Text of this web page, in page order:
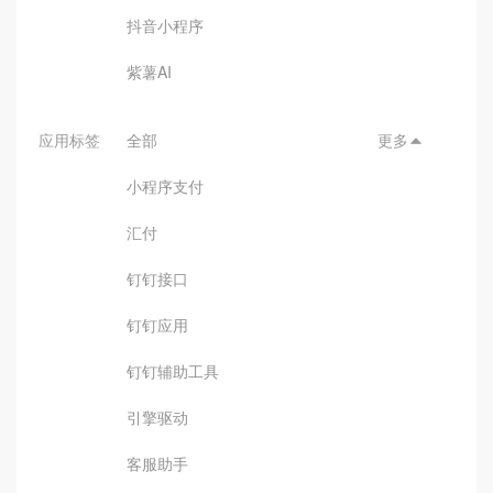
抖音小程序
紫薯AI
应用标签 全部
小程序支付
汇付
钉钉接口
钉钉应用
钉钉辅助工具
引擎驱动
客服助手
更多 